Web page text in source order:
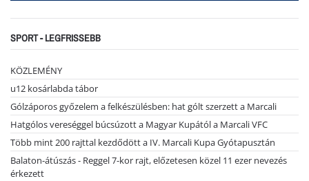
SPORT - LEGFRISSEBB
KÖZLEMÉNY
u12 kosárlabda tábor
Gólzáporos győzelem a felkészülésben: hat gólt szerzett a Marcali
Hatgólos vereséggel búcsúzott a Magyar Kupától a Marcali VFC
Több mint 200 rajttal kezdődött a IV. Marcali Kupa Gyótapusztán
Balaton-átúszás - Reggel 7-kor rajt, előzetesen közel 11 ezer nevezés
érkezett